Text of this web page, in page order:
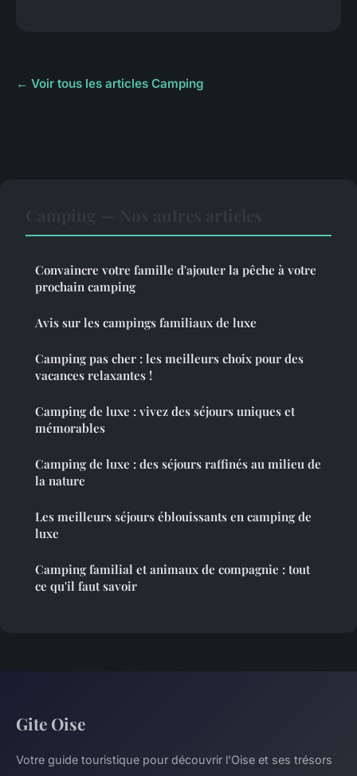
← Voir tous les articles Camping
Convaincre votre famille d'ajouter la pêche à votre
prochain camping
Avis sur les campings familiaux de luxe
Camping pas cher : les meilleurs choix pour des
vacances relaxantes !
Camping de luxe : vivez des séjours uniques et
mémorables
Camping de luxe : des séjours raffinés au milieu de
la nature
Les meilleurs séjours éblouissants en camping de
luxe
Camping familial et animaux de compagnie : tout
ce qu'il faut savoir
Gite Oise
Votre guide touristique pour découvrir l'Oise et ses trésors